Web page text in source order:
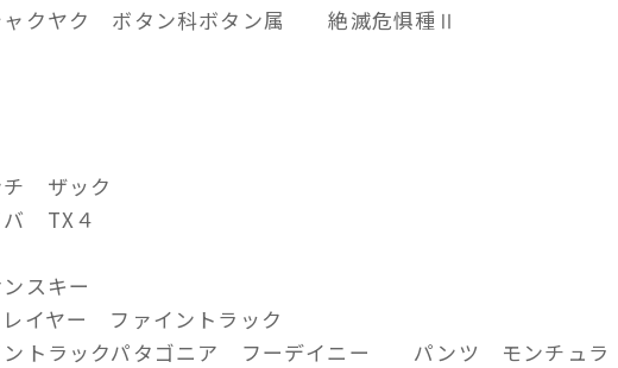
ャクヤク ボタン科ボタン属 絶滅危惧種Ⅱ
チ ザック
バ TX４
スキー
イヤー ファイントラック
ントラックパタゴニア フーデイニー パンツ モンチュラ